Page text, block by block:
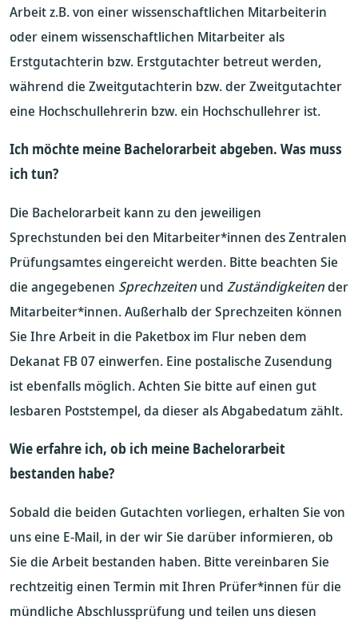
Arbeit z.B. von einer wissenschaftlichen Mitarbeiterin
oder einem wissenschaftlichen Mitarbeiter als
Erstgutachterin bzw. Erstgutachter betreut werden,
während die Zweitgutachterin bzw. der Zweitgutachter
eine Hochschullehrerin bzw. ein Hochschullehrer ist.
Ich möchte meine Bachelorarbeit abgeben. Was muss
ich tun?
Die Bachelorarbeit kann zu den jeweiligen
Sprechstunden bei den Mitarbeiter*innen des Zentralen
Prüfungsamtes eingereicht werden. Bitte beachten Sie
die angegebenen Sprechzeitenund Zuständigkeitender
Mitarbeiter*innen. Außerhalb der Sprechzeiten können
Sie Ihre Arbeit in die Paketbox im Flur neben dem
Dekanat FB 07 einwerfen. Eine postalische Zusendung
ist ebenfalls möglich. Achten Sie bitte auf einen gut
lesbaren Poststempel, da dieser als Abgabedatum zählt.
Wie erfahre ich, ob ich meine Bachelorarbeit
bestanden habe?
Sobald die beiden Gutachten vorliegen, erhalten Sie von
uns eine E-Mail, in der wir Sie darüber informieren, ob
Sie die Arbeit bestanden haben. Bitte vereinbaren Sie
rechtzeitig einen Termin mit Ihren Prüfer*innen für die
mündliche Abschlussprüfung und teilen uns diesen